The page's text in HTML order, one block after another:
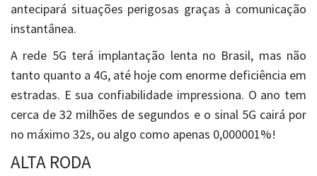
antecipará situações perigosas graças à comunicação
instantânea.
A rede 5G terá implantação lenta no Brasil, mas não
tanto quanto a 4G, até hoje com enorme deficiência em
estradas. E sua confiabilidade impressiona. O ano tem
cerca de 32 milhões de segundos e o sinal 5G cairá por
no máximo 32s, ou algo como apenas 0,000001%!
ALTA RODA